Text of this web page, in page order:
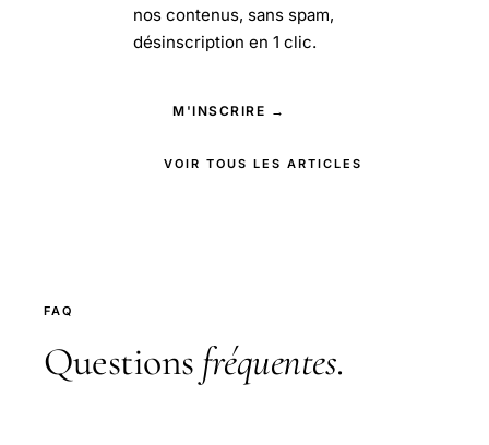
nos contenus, sans spam,
désinscription en 1 clic.
M'INSCRIRE →
VOIR TOUS LES ARTICLES
FAQ
Questions fréquentes.